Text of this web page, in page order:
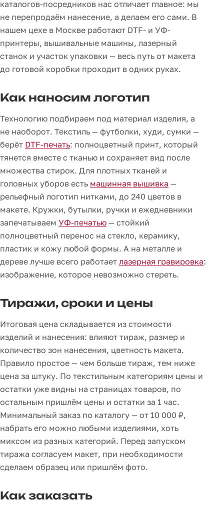
каталогов-посредников нас отличает главное: мы
не перепродаём нанесение, а делаем его сами. В
нашем цехе в Москве работают DTF- и УФ-
принтеры, вышивальные машины, лазерный
станок и участок упаковки — весь путь от макета
до готовой коробки проходит в одних руках.
Как наносим логотип
Технологию подбираем под материал изделия, а
не наоборот. Текстиль — футболки, худи, сумки —
берёт DTF-печать: полноцветный принт, который
тянется вместе с тканью и сохраняет вид после
множества стирок. Для плотных тканей и
головных уборов есть машинная вышивка —
рельефный логотип нитками, до 240 цветов в
макете. Кружки, бутылки, ручки и ежедневники
запечатываем УФ-печатью — стойкий
полноцветный перенос на стекло, керамику,
пластик и кожу любой формы. А на металле и
дереве лучше всего работает лазерная гравировка:
изображение, которое невозможно стереть.
Тиражи, сроки и цены
Итоговая цена складывается из стоимости
изделий и нанесения: влияют тираж, размер и
количество зон нанесения, цветность макета.
Правило простое — чем больше тираж, тем ниже
цена за штуку. По текстильным категориям цены и
остатки уже видны на страницах товаров, по
остальным пришлём цены и остатки за 1 час.
Минимальный заказ по каталогу — от 10 000 ₽,
набрать его можно любыми изделиями, хоть
миксом из разных категорий. Перед запуском
тиража согласуем макет, при необходимости
сделаем образец или пришлём фото.
Как заказать